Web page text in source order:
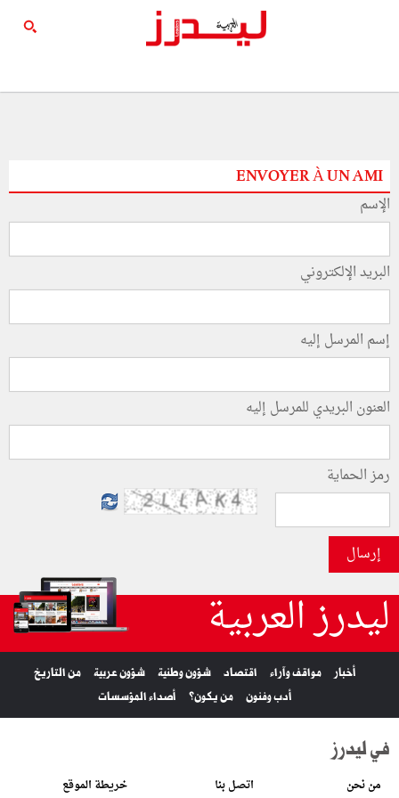
ENVOYER À UN AMI
الإسم
البريد الإلكتروني
إسم المرسل إليه
العنون البريدي للمرسل إليه
رمز الحماية
إرسال
ليدرز العربية
أخبار مواقف وآراء اقتصاد شؤون وطنية شؤون عربية
من التاريخ
أدب وفنون
من يكون؟ أصداء المؤسسات
في ليدرز
من نحن اتصل بنا خريطة الموقع